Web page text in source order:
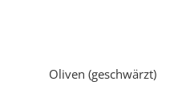
Oliven (geschwärzt)